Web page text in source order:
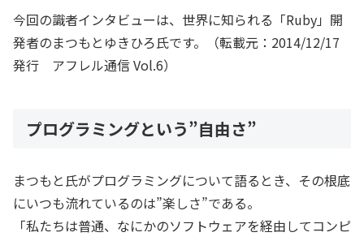
今回の識者インタビューは、世界に知られる「Ruby」開
発者のまつもとゆきひろ氏です。
（転載元：2014/12/17
発行 アフレル通信 Vol.6）
プログラミングという”自由さ”
まつもと氏がプログラミングについて語るとき、その根底
にいつも流れているのは”楽しさ”である。
「私たちは普通、なにかのソフトウェアを経由してコンピ